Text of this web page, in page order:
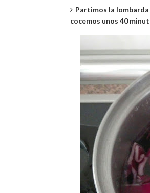
Partimos la
cocemos unos 40